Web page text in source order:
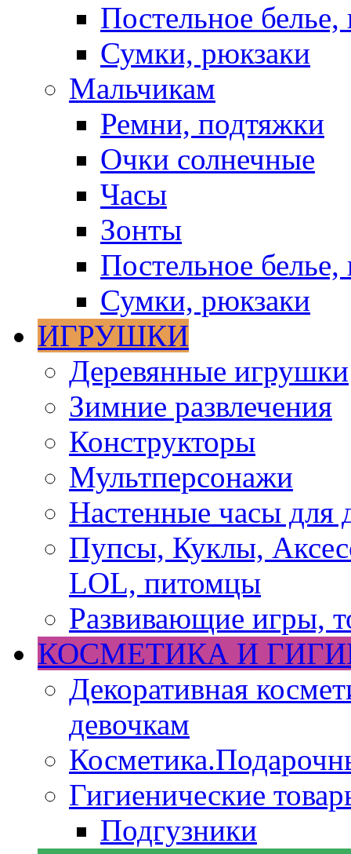
Постельное белье,
Сумки, рюкзаки
Мальчикам
Ремни, подтяжки
Очки солнечные
Часы
Зонты
Постельное белье,
Сумки, рюкзаки
ИГРУШКИ
Деревянные игрушки
Зимние развлечения
Конструкторы
Мультперсонажи
Настенные часы для
Пупсы, Куклы,
LOL, питомцы
Развивающие игры,
КОСМЕТИКА И
Декоративная
девочкам
Гигиенические
Подгузники